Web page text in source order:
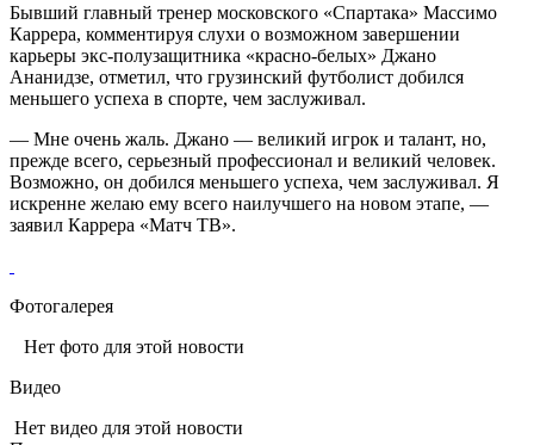
Бывший главный тренер московского «Спартака» Массимо
Каррера, комментируя слухи о возможном завершении
карьеры экс-полузащитника «красно-белых» Джано
Ананидзе, отметил, что грузинский футболист добился
меньшего успеха в спорте, чем заслуживал.
— Мне очень жаль. Джано — великий игрок и талант, но,
прежде всего, серьезный профессионал и великий человек.
Возможно, он добился меньшего успеха, чем заслуживал. Я
искренне желаю ему всего наилучшего на новом этапе, —
заявил Каррера «Матч ТВ».
Фотогалерея
Нет фото для этой новости
Видео
Нет видео для этой новости